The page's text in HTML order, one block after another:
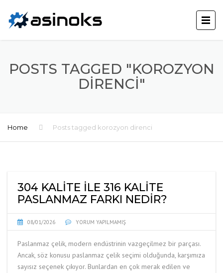
POSTS TAGGED "KOROZYON
DIRENCI"
Home Posts tagged korozyon direnci
304 KALITE ILE 316 KALITE
PASLANMAZ FARKI NEDIR?
08/01/2026 YORUM YAPILMAMIŞ
Paslanmaz çelik, modern endüstrinin vazgeçilmez bir parçası.
Ancak, söz konusu paslanmaz çelik seçimi olduğunda, karşımıza
sayısız seçenek çıkıyor. Bunlardan en çok merak edilen ve